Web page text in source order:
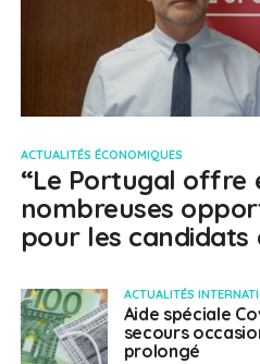
ACTUALITÉS ÉCONOMIQUES
“Le Portugal offre
nombreuses
pour les candidats
ACTUALITÉS
Aide spéciale
secours
prolongé